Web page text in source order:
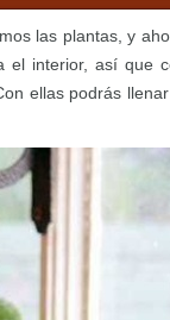
las plantas, y
el interior, así que
ellas podrás